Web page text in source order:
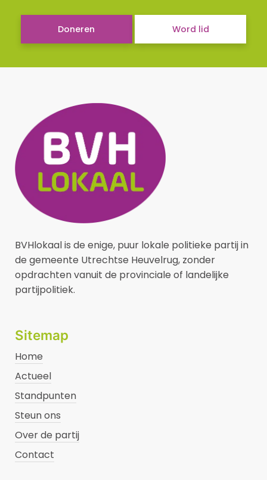
Doneren Word lid
BVHlokaal is de enige, puur lokale politieke partij in
de gemeente Utrechtse Heuvelrug, zonder
opdrachten vanuit de provinciale of landelijke
partijpolitiek.
Sitemap
Home
Actueel
Standpunten
Steun ons
Over de partij
Contact